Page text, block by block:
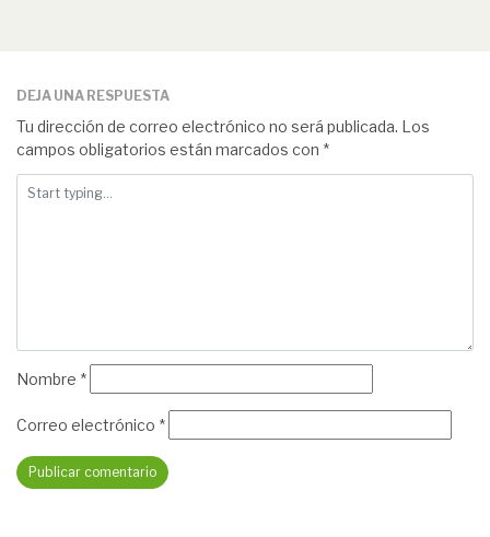
DEJA UNA RESPUESTA
Tu dirección de correo electrónico no será publicada. Los
campos obligatorios están marcados con *
Nombre *
Correo electrónico *